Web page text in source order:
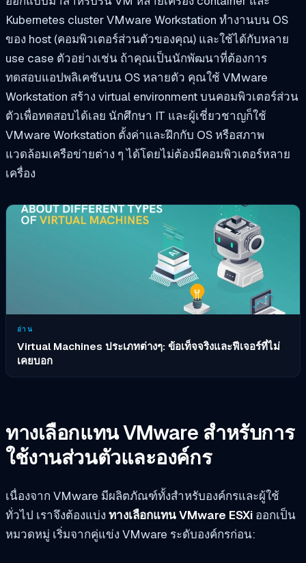
Kubernetes cluster VMware Workstation ทำงานบน OS
ของ host (คอมพิวเตอร์ส่วนตัวของคุณ) และใช้ได้กับหลาย
use case ตัวอย่างเช่น ถ้าคุณเป็นนักพัฒนาที่ต้องการ
ทดสอบแอปพลิเคชันบน OS หลายตัว คุณใช้ VMware
Workstation สร้าง virtual environment บนคอมพิวเตอร์ส่วน
ตัวเพื่อทดสอบได้เลย นักศึกษา IT และผู้เชี่ยวชาญก็ใช้
VMware Workstation ตั้งค่าและฝึกกับ OS หรือสภาพ
แวดล้อมเครือข่ายต่าง ๆ ได้โดยไม่ต้องมีคอมพิวเตอร์หลาย
เครื่อง
อ่าน
Virtual Machines ประเภทต่างๆ: ข้อเท็จจริงและฟีเจอร์ที่ไม่
เคยบอก
ทางเลือกแทน VMware สำหรับการ
ใช้งานส่วนตัวและองค์กร
เนื่องจาก VMware มีผลิตภัณฑ์ทั้งสำหรับองค์กรและผู้ใช้
ทั่วไป เราจึงต้องแบ่ง ทางเลือกแทน VMware ESXi ออกเป็น
หมวดหมู่ เริ่มจากคู่แข่ง VMware ระดับองค์กรก่อน: